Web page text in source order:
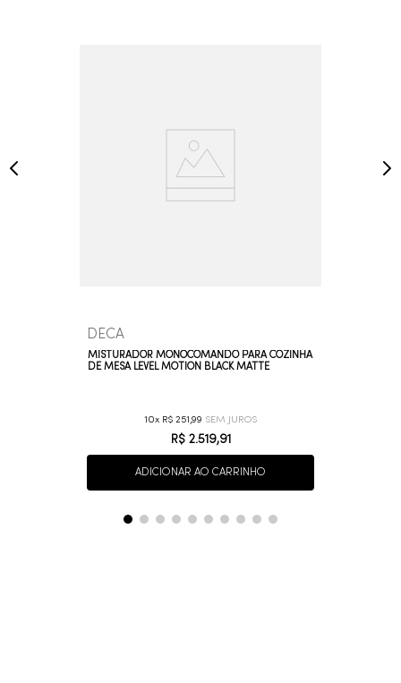
DECA
MISTURADOR MONOCOMANDO PARA COZINHA
DE MESA LEVEL MOTION BLACK MATTE
10 R$ 251 ,99
R$ 2.519,91
ADICIONAR AO CARRINHO